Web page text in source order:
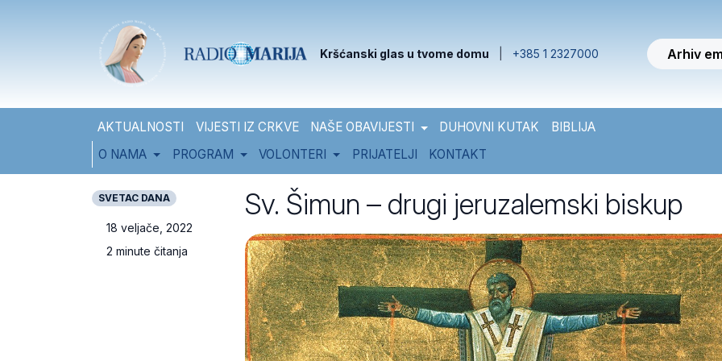
Kršćanski glas u tvome domu +385 1 2327000 Arhiv
AKTUALNOSTI VIJESTI IZ CRKVE NAŠE OBAVIJESTI DUHOVNI KUTAK
BIBLIJA
O NAMA
PROGRAM VOLONTERI PRIJATELJI KONTAKT
SVETAC DANA
18 veljače, 2022
2 minute čitanja
Sv. Šimun – drugi jeruzalemski biskup